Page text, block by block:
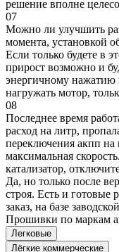
решение вполне
07
Можно ли улучшить
момента, установкой
Если только будете в
прирост возможно и
энергичному нажатию
нагружать мотор,
08
Последнее время
расход на литр,
переключения акпп на
максимальная
катализатор,
Да, но только после
строя. Есть и готовые
заказ, на базе
Прошивки по маркам
Легковые
Лёгкие коммерческие